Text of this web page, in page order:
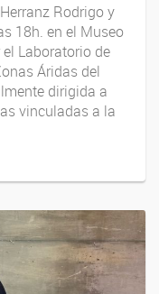
Rodrigo y
18h. en el Museo
Laboratorio de
Áridas del
dirigida a
vinculadas a la